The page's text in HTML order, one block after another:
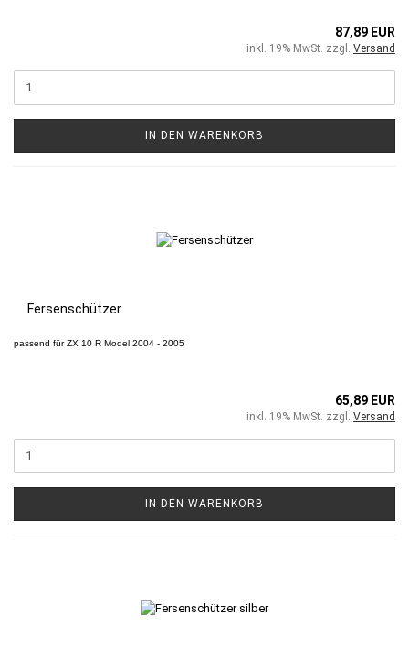
87,89 EUR
inkl. 19% MwSt. zzgl. Versand
IN DEN WARENKORB
Fersenschützer
passend fürZX 10 R Model 2004 - 2005
65,89 EUR
inkl. 19% MwSt. zzgl. Versand
IN DEN WARENKORB